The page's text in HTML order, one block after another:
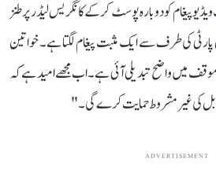
پیغام کو دوبارہ پوسٹ کرکے کانگریس لیڈر پر طنز
کی طرف سے ایک مثبت پیغام لگتا ہے۔ خواتین
میں واضح تبدیلی آئی ہے۔ اب مجھے امید ہے کہ
بل کی غیر مشروط حمایت کرے گی۔"
ADVERTISEMENT